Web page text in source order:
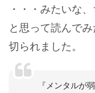
・・・みたいな
と思って読んで
切られました。
『メンタルが